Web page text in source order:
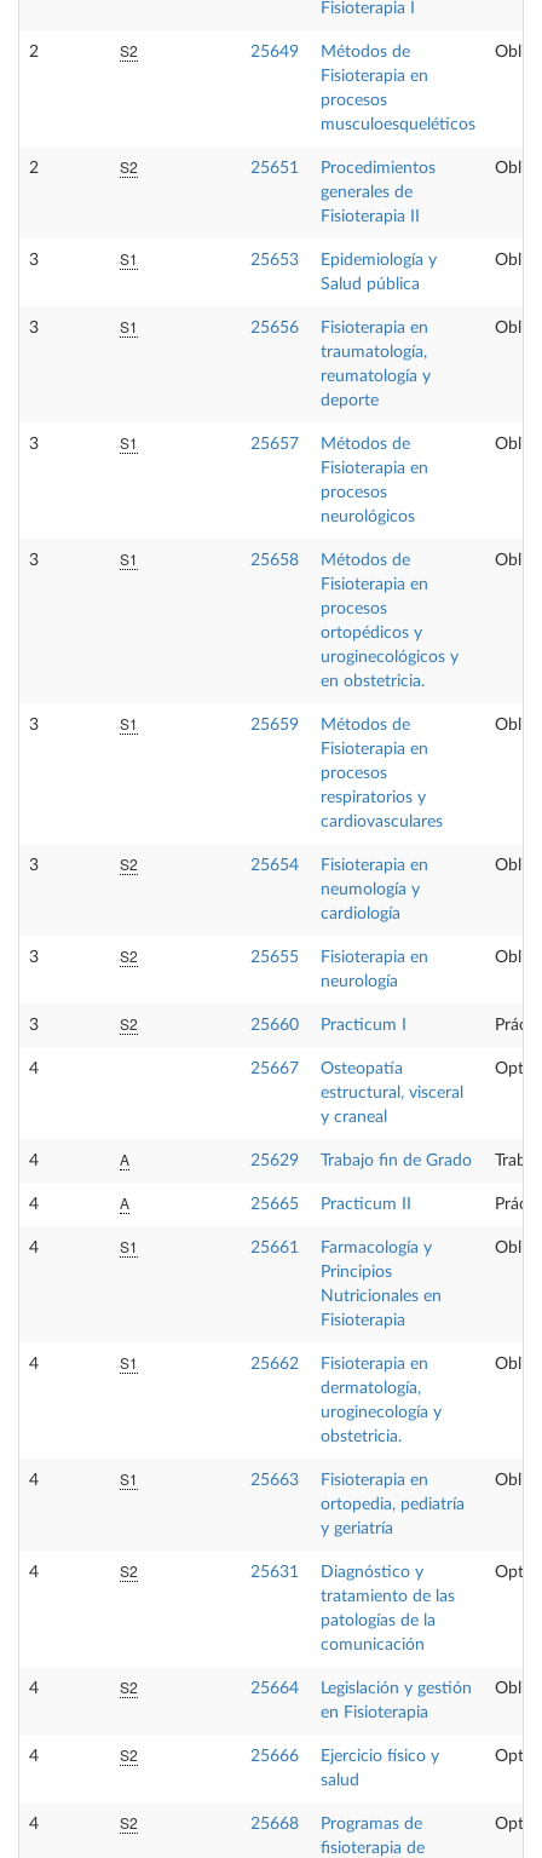
Fisioterapia I
2 S2 25649
Métodos de
Fisioterapia en
procesos
musculoesqueléticos
2 S2 25651
Procedimientos
generales de
Fisioterapia II
3 S1 25653
Epidemiología y
Salud pública
3 S1 25656
Fisioterapia en
traumatología,
reumatología y
deporte
3 S1 25657
Métodos de
Fisioterapia en
procesos
neurológicos
3 S1 25658
Métodos de
Fisioterapia en
procesos
ortopédicos y
uroginecológicos y
en obstetricia.
3 S1 25659
Métodos de
Fisioterapia en
procesos
respiratorios y
cardiovasculares
3 S2 25654
Fisioterapia en
neumología y
cardiología
3 S2 25655
Fisioterapia en
neurología
3 S2 25660 Practicum I
4 25667
Osteopatía
estructural, visceral
y craneal
4 A 25629 Trabajo fin de Grado
4 A 25665 Practicum II
4 S1 25661
Farmacología y
Principios
Nutricionales en
Fisioterapia
4 S1 25662
Fisioterapia en
dermatología,
uroginecología y
obstetricia.
4 S1 25663
Fisioterapia en
ortopedia, pediatría
y geriatría
4 S2 25631
Diagnóstico y
tratamiento de las
patologías de la
comunicación
4 S2 25664
Legislación y gestión
en Fisioterapia
4 S2 25666
Ejercicio físico y
salud
4 S2 25668
Programas de
fisioterapia de